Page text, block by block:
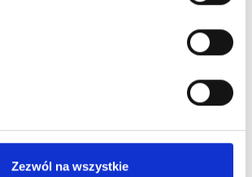
Zezwól na wszystkie